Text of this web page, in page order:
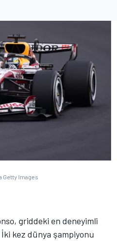
Getty Images
griddeki en deneyimli
kez dünya şampiyonu